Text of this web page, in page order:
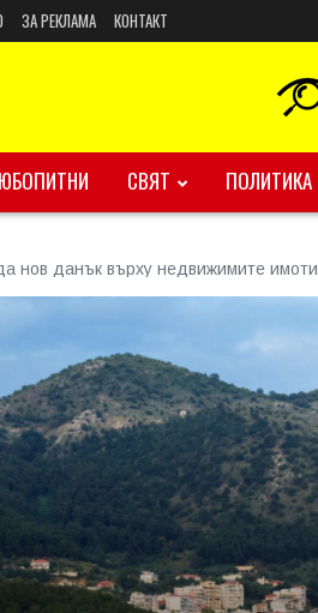
ЗА РЕКЛАМА КОНТАКТ
СВЯТ ПОЛИТИКА
нов данък върху недвижимите имоти